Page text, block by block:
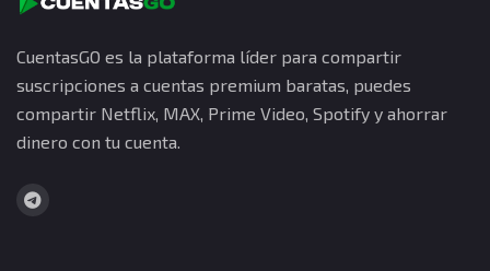
CuentasGO es la plataforma líder para compartir
suscripciones a cuentas premium baratas, puedes
compartir Netflix, MAX, Prime Video, Spotify y ahorrar
dinero con tu cuenta.